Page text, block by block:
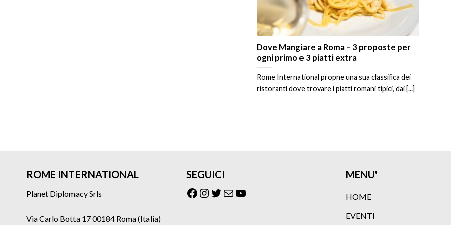
Dove Mangiare a Roma – 3 proposte per
ogni primo e 3 piatti extra
Rome International propne una sua classifica dei
ristoranti dove trovare i piatti romani tipici, dai [...]
ROME INTERNATIONAL
Planet Diplomacy Srls
Via Carlo Botta 17 00184 Roma (Italia)
SEGUICI
Facebook
Instagram
Twitter
EmailYouTube
MENU'
HOME
EVENTI